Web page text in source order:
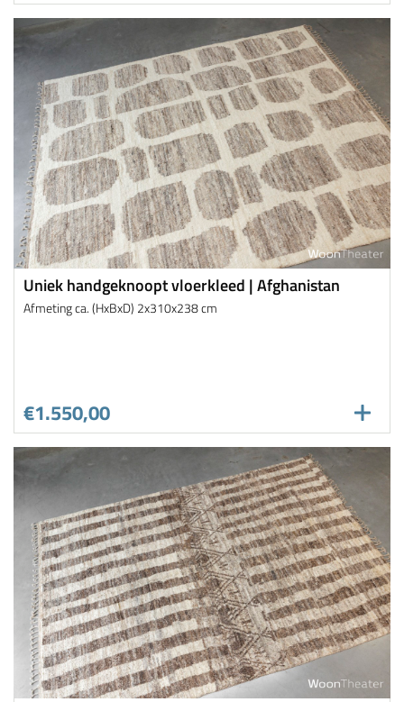
Uniek handgeknoopt vloerkleed | Afghanistan
Afmeting ca. (HxBxD) 2x310x238 cm
€1.550,00